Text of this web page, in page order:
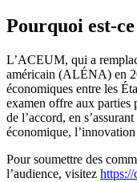
Pourquoi est-
L’ACEUM, qui a
américain (ALÉNA) en
économiques entre les
examen offre aux parties
de l’accord, en
économique,
Pour soumettre des
l’audience, visitez https://